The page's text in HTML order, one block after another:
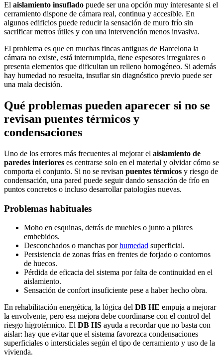
El aislamiento insuflado puede ser una opción muy interesante si el
cerramiento dispone de cámara real, continua y accesible. En
algunos edificios puede reducir la sensación de muro frío sin
sacrificar metros útiles y con una intervención menos invasiva.
El problema es que en muchas fincas antiguas de Barcelona la
cámara no existe, está interrumpida, tiene espesores irregulares o
presenta elementos que dificultan un relleno homogéneo. Si además
hay humedad no resuelta, insuflar sin diagnóstico previo puede ser
una mala decisión.
Qué problemas pueden aparecer si no se
revisan puentes térmicos y
condensaciones
Uno de los errores más frecuentes al mejorar el aislamiento de
paredes interiores es centrarse solo en el material y olvidar cómo se
comporta el conjunto. Si no se revisan puentes térmicos y riesgo de
condensación, una pared puede seguir dando sensación de frío en
puntos concretos o incluso desarrollar patologías nuevas.
Problemas habituales
Moho en esquinas, detrás de muebles o junto a pilares
embebidos.
Desconchados o manchas porhumedad superficial.
Persistencia de zonas frías en frentes de forjado o contornos
de huecos.
Pérdida de eficacia del sistema por falta de continuidad en el
aislamiento.
Sensación de confort insuficiente pese a haber hecho obra.
En rehabilitación energética, la lógica del DB HE empuja a mejorar
la envolvente, pero esa mejora debe coordinarse con el control del
riesgo higrotérmico. El DB HS ayuda a recordar que no basta con
aislar: hay que evitar que el sistema favorezca condensaciones
superficiales o intersticiales según el tipo de cerramiento y uso de la
vivienda.